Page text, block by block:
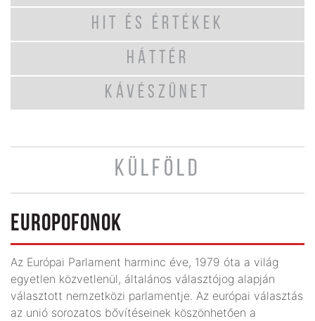
HIT ÉS ÉRTÉKEK
HÁTTÉR
KÁVÉSZÜNET
KÜLFÖLD
EUROPOFONOK
Az Európai Parlament harminc éve, 1979 óta a világ
egyetlen közvetlenül, általános választójog alapján
választott nemzetközi parlamentje. Az európai választás
az unió sorozatos bővítéseinek köszönhetően a